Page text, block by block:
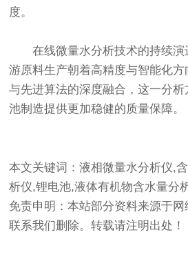
度。
在线微量水分析技术的持续
游原料生产朝着高精度与智能化
与先进算法的深度融合，这一分
池制造提供更加稳健的质量保障。
本文关键词：液相微量水分析仪,
析仪,锂电池,液体有机物含水量分
免责申明：本站部分资料来源于
联系我们删除。转载请注明出处！